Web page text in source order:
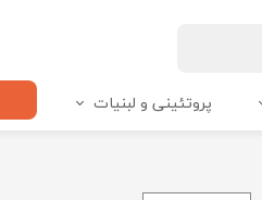
پروتئینی و لبنیات